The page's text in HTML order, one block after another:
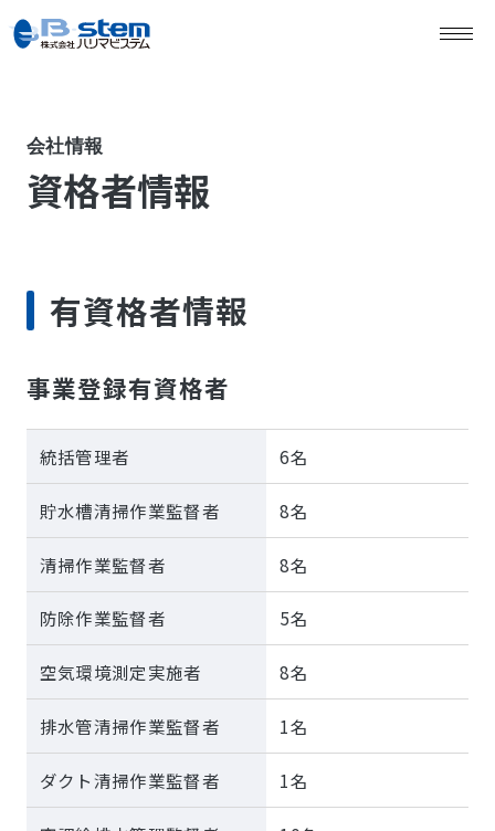
会社情報
資格者情報
有資格者情報
事業登録有資格者
統括管理者 6名
貯水槽清掃作業監督者 8名
清掃作業監督者 8名
防除作業監督者 5名
空気環境測定実施者 8名
排水管清掃作業監督者 1名
ダクト清掃作業監督者 1名